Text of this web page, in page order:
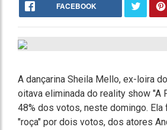
FACEBOOK
A dançarina Sheila Mello, ex-loira
oitava eliminada do reality show "A
48% dos votos, neste domingo. Ela
"roça" por dois votos, dos atores